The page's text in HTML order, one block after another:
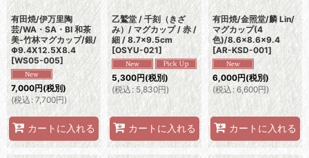
有田焼/伊万里陶
芸/WA・SA・BI 和茶
美-竹林マグカップ/銀/
Φ9.4X12.5X8.4
[WS05-005]
7,000円(税別)
(税込: 7,700円)
カートに入れる
乙鷲堂 / 千刻（きざ
み）/ マグカップ / 赤 /
細 / 8.7×9.5cm
[OSYU-021]
5,300円(税別)
(税込: 5,830円)
カートに入れる
有田焼/金照堂/麟 Lin/
マグカップ(4
色)/8.6×8.6×9.4
[AR-KSD-001]
6,000円(税別)
(税込: 6,600円)
カートに入れる